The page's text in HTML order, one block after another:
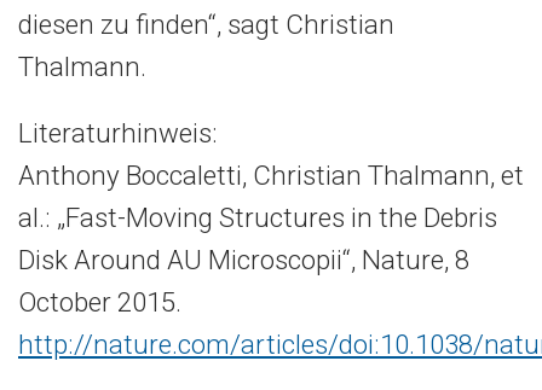
diesen zu finden“, sagt Christian
Thalmann.
Literaturhinweis:
Anthony Boccaletti, Christian Thalmann, et
al.: „Fast-Moving Structures in the Debris
Disk Around AU Microscopii“, Nature, 8
October 2015.
http://nature.com/articles/doi:10.1038/